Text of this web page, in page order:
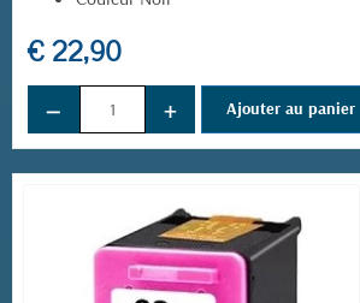
€ 22,90
− + Ajouter au panier